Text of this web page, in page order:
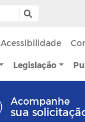
Acessibilidade
Legislação
Acompanhe
sua